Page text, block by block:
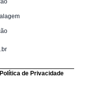
Política de Privacidade